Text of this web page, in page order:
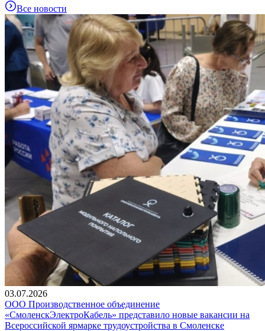
Все новости
03.07.2026
ООО Производственное объединение
«СмоленскЭлектроКабель» представило новые вакансии на
Всероссийской ярмарке трудоустройства в Смоленске